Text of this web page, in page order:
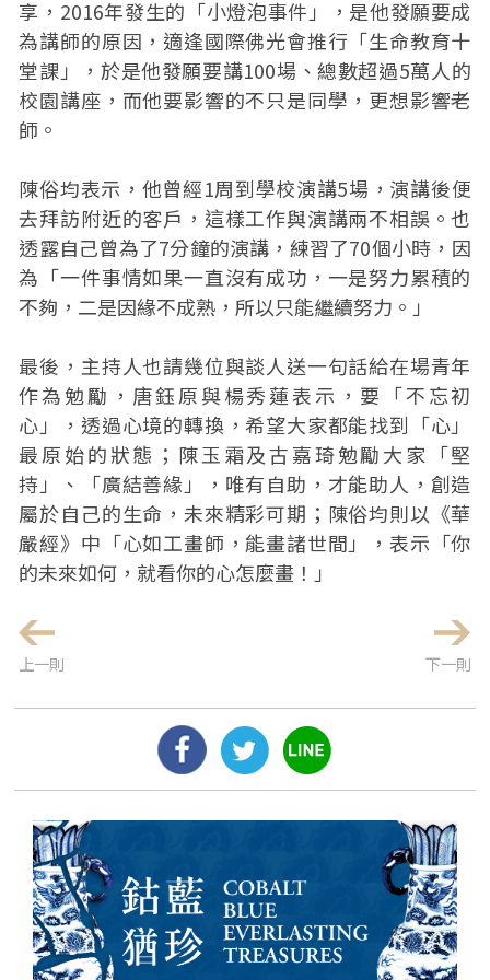
享，2016年發生的「小燈泡事件」，是他發願要成
為講師的原因，適逢國際佛光會推行「生命教育十
堂課」，於是他發願要講100場、總數超過5萬人的
校園講座，而他要影響的不只是同學，更想影響老
師。
陳俗均表示，他曾經1周到學校演講5場，演講後便
去拜訪附近的客戶，這樣工作與演講兩不相誤。也
透露自己曾為了7分鐘的演講，練習了70個小時，因
為「一件事情如果一直沒有成功，一是努力累積的
不夠，二是因緣不成熟，所以只能繼續努力。」
最後，主持人也請幾位與談人送一句話給在場青年
作為勉勵，唐鈺原與楊秀蓮表示，要「不忘初
心」，透過心境的轉換，希望大家都能找到「心」
最原始的狀態；陳玉霜及古嘉琦勉勵大家「堅
持」、「廣結善緣」，唯有自助，才能助人，創造
屬於自己的生命，未來精彩可期；陳俗均則以《華
嚴經》中「心如工畫師，能畫諸世間」，表示「你
的未來如何，就看你的心怎麼畫！」
上一則 下一則